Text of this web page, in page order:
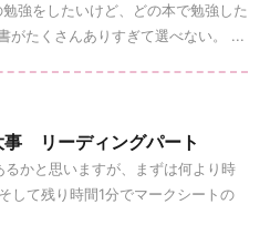
強をしたいけど、どの本で勉強した
がたくさんありすぎて選べない。 ...
事 リーディングパート
かと思いますが、まずは何より時
して残り時間1分でマークシートの